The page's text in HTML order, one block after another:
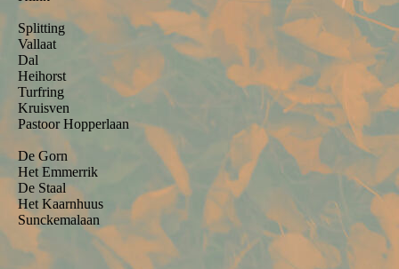
Splitting
Vallaat
Dal
Heihorst
Turfring
Kruisven
Pastoor Hopperlaan
De Gorn
Het Emmerrik
De Staal
Het Kaarnhuus
Sunckemalaan